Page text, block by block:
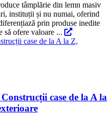
tâmplărie din lemn masiv
instituții și nu numai, oferind
prin produse inedite
să ofere valoare ...
case de la A la